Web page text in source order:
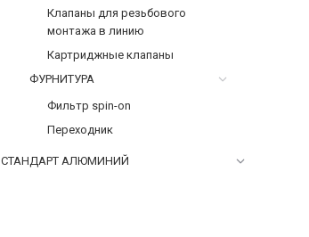
Клапаны для резьбового
монтажа в линию
Картриджные клапаны
ФУРНИТУРА
Фильтр spin-on
Переходник
СТАНДАРТ АЛЮМИНИЙ